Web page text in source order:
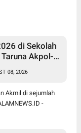
di Sekolah
Akpol-
A-7305
08, 2026
Akmil di sejumlah
-